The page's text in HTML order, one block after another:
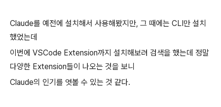
Claude를 예전에 설치해서 사용해봤지만, 그 때에는 CLI만 설치
했었는데
이번에 VSCode Extension까지 설치해보려 검색을 했는데 정말
다양한 Extension들이 나오는 것을 보니
Claude의 인기를 엿볼 수 있는 것 같다.